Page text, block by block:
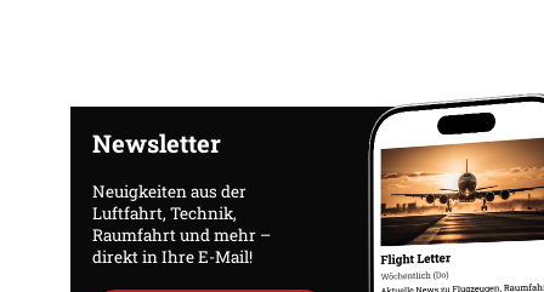
Newsletter
Neuigkeiten aus der
Luftfahrt, Technik,
Raumfahrt und mehr –
direkt in Ihre E-Mail!